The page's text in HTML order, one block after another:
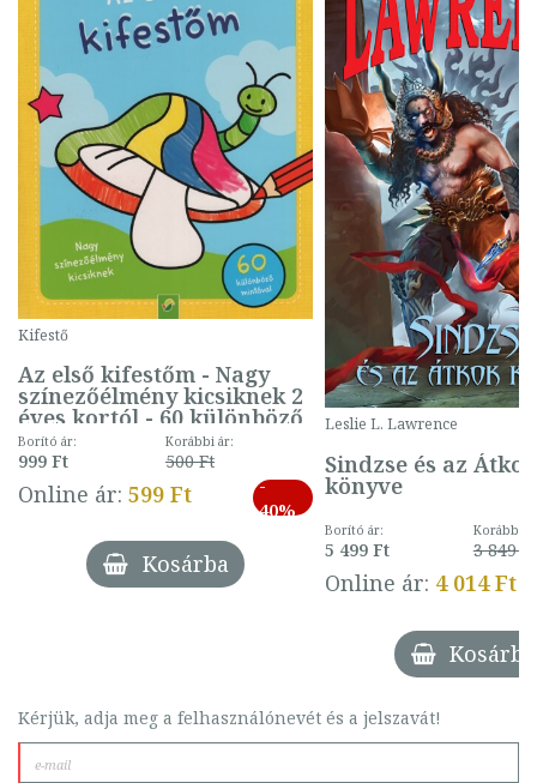
Kifestő
Az első kifestőm - Nagy
színezőélmény kicsiknek 2
éves kortól - 60 különböző
mintával (gombás)
Borító ár:
999 Ft
Korábbi ár:
500 Ft
Online ár: 599 Ft
-
40%
Kosárba
Leslie L. Lawrence
Sindzse és az Átkok
könyve
Borító ár:
5 499 Ft
Korábbi
3 849 Ft
Online ár: 4 014 Ft
Kosárba
Kérjük, adja meg a felhasználónevét és a jelszavát!